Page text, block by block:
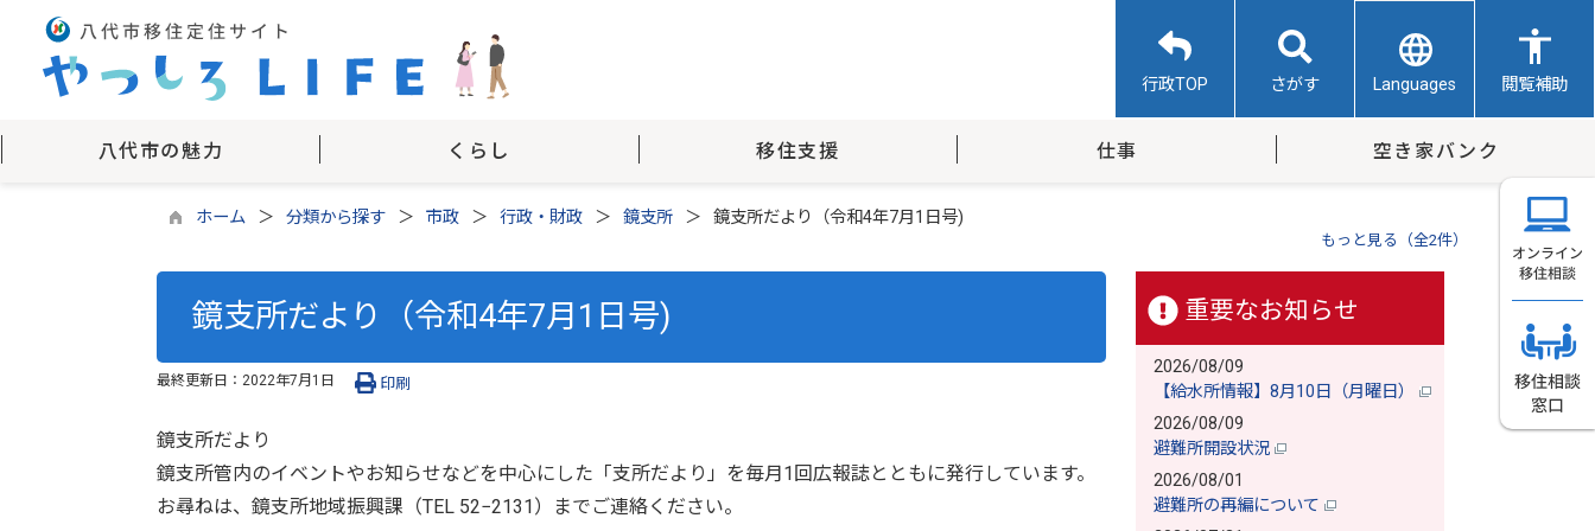
行政TOP さがす Languages 閲覧補助
八代市の魅力 くらし 移住支援 仕事 空き家バンク
ホーム 分類から探す 市政 行政・財政 鏡支所 鏡支所だより（令和4年7月1日号)
もっと見る（全2件）
鏡支所だより（令和4年7月1日号)
最終更新日： 2022年7月1日 印刷
鏡支所だより
鏡支所管内のイベントやお知らせなどを中心にした「支所だより」を毎月1回広報誌とともに発行しています。
お尋ねは、鏡支所地域振興課（TEL 52−2131）までご連絡ください。
重要なお知らせ
2026/08/09
【給水所情報】8月10日（月曜日）
2026/08/09
避難所開設状況
2026/08/01
避難所の再編について